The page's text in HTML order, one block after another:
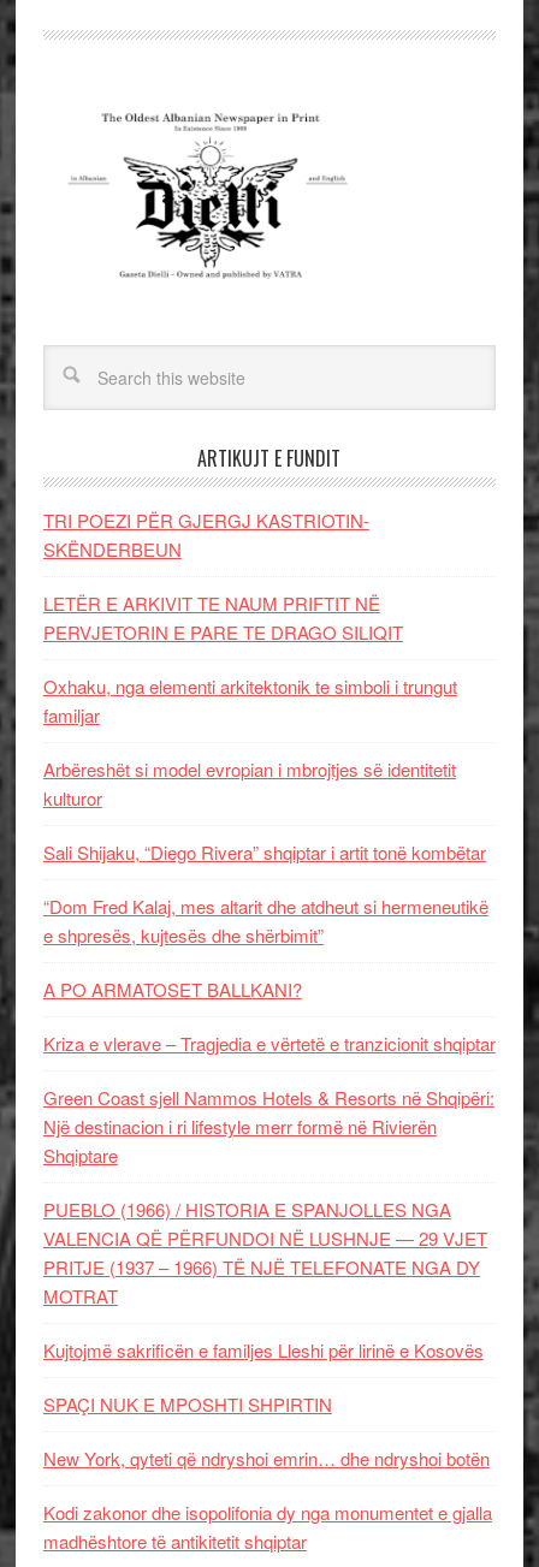
ARTIKUJT E FUNDIT
TRI POEZI PËR GJERGJ KASTRIOTIN-
SKËNDERBEUN
LETËR E ARKIVIT TE NAUM PRIFTIT NË
PERVJETORIN E PARE TE DRAGO SILIQIT
Oxhaku, nga elementi arkitektonik te simboli i trungut
familjar
Arbëreshët si model evropian i mbrojtjes së identitetit
kulturor
Sali Shijaku, “Diego Rivera” shqiptar i artit tonë kombëtar
“Dom Fred Kalaj, mes altarit dhe atdheut si hermeneutikë
e shpresës, kujtesës dhe shërbimit”
A PO ARMATOSET BALLKANI?
Kriza e vlerave – Tragjedia e vërtetë e tranzicionit shqiptar
Green Coast sjell Nammos Hotels & Resorts në Shqipëri:
Një destinacion i ri lifestyle merr formë në Rivierën
Shqiptare
PUEBLO (1966) / HISTORIA E SPANJOLLES NGA
VALENCIA QË PËRFUNDOI NË LUSHNJE — 29 VJET
PRITJE (1937 – 1966) TË NJË TELEFONATE NGA DY
MOTRAT
Kujtojmë sakrificën e familjes Lleshi për lirinë e Kosovës
SPAÇI NUK E MPOSHTI SHPIRTIN
New York, qyteti që ndryshoi emrin… dhe ndryshoi botën
Kodi zakonor dhe isopolifonia dy nga monumentet e gjalla
madhështore të antikitetit shqiptar